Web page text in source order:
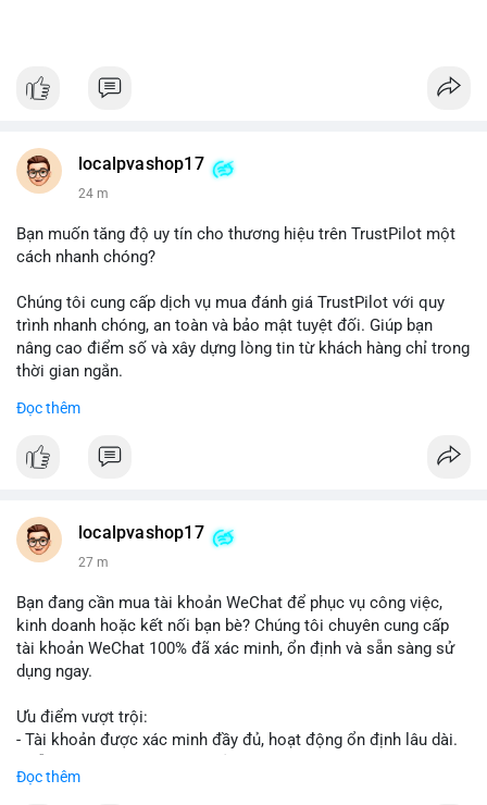
localpvashop17
24 m
Bạn muốn tăng độ uy tín cho thương hiệu trên TrustPilot một
cách nhanh chóng?
Chúng tôi cung cấp dịch vụ mua đánh giá TrustPilot với quy
trình nhanh chóng, an toàn và bảo mật tuyệt đối. Giúp bạn
nâng cao điểm số và xây dựng lòng tin từ khách hàng chỉ trong
thời gian ngắn.
Đặt hàng ngay hôm nay để nhận ưu đãi:
👉 Order tại: localpvashop
👉 Telegram: @localpvashop
👉 Email: localpvashop@gmail.com
Đừng bỏ lỡ cơ hội cải thiện danh tiếng trực tuyến của bạn một
cách hiệu quả!
Đọc thêm
localpvashop17
27 m
Bạn đang cần mua tài khoản WeChat để phục vụ công việc,
kinh doanh hoặc kết nối bạn bè? Chúng tôi chuyên cung cấp
tài khoản WeChat 100% đã xác minh, ổn định và sẵn sàng sử
dụng ngay.
Ưu điểm vượt trội:
- Tài khoản được xác minh đầy đủ, hoạt động ổn định lâu dài.
- Giao dịch an toàn, bảo mật thông tin.
Đọc thêm